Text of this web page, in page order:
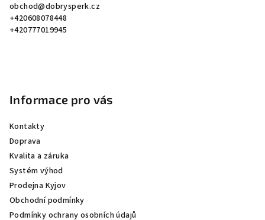
obchod@dobrysperk.cz
+420608078448
+420777019945
Informace pro vás
Kontakty
Doprava
Kvalita a záruka
Systém výhod
Prodejna Kyjov
Obchodní podmínky
Podmínky ochrany osobních údajů